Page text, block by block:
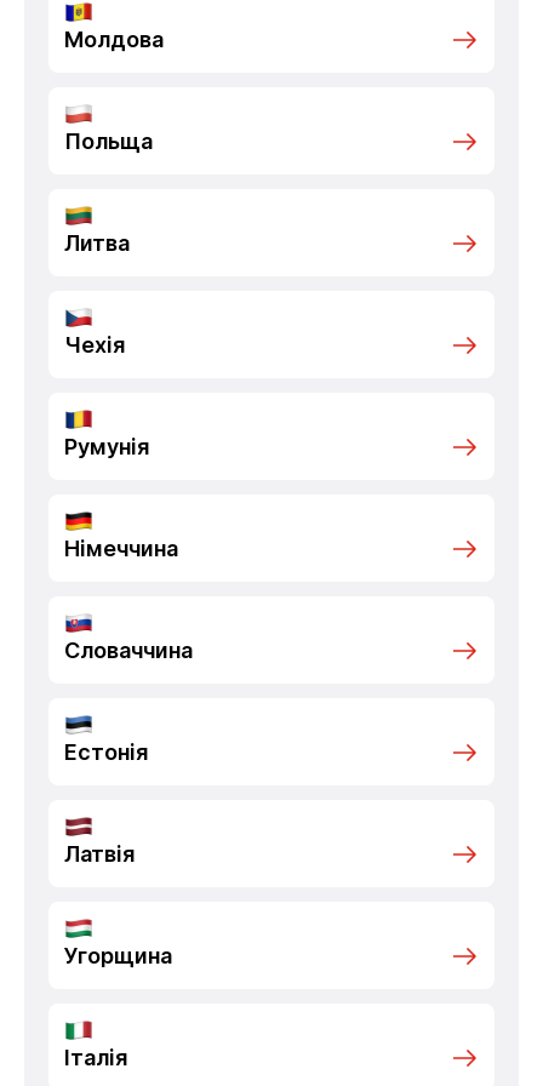
Молдова
Польща
Литва
Чехія
Румунія
Німеччина
Словаччина
Естонія
Латвія
Угорщина
Італія